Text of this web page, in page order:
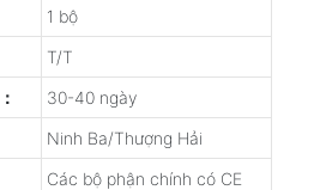
1 bộ
T/T
30-40 ngày
Ninh Ba/Thượng Hải
Các bộ phận chính có CE